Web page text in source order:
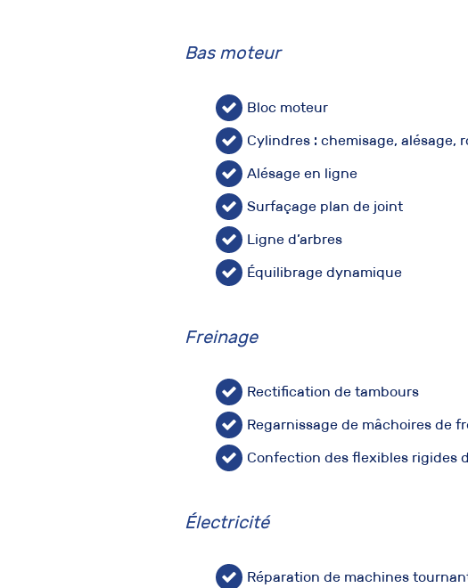
Bas moteur
Bloc moteur
Cylindres : chemisage, alésage,
Alésage en ligne
Surfaçage plan de joint
Ligne d’arbres
Équilibrage dynamique
Freinage
Rectification de tambours
Regarnissage de mâchoires de
Confection des flexibles rigides
Électricité
Réparation de machines